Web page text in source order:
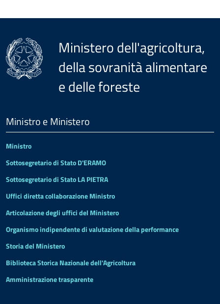
Ministero dell'agricoltura,
della sovranità alimentare
e delle foreste
Footer
Ministro e Ministero
Ministro
Sottosegretario di Stato D'ERAMO
Sottosegretario di Stato LA PIETRA
Uffici diretta collaborazione Ministro
Articolazione degli uffici del Ministero
Organismo indipendente di valutazione della performance
Storia del Ministero
Biblioteca Storica Nazionale dell'Agricoltura
Amministrazione trasparente